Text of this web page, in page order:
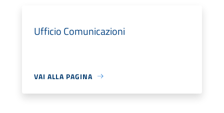
Ufficio Comunicazioni
VAI ALLA PAGINA